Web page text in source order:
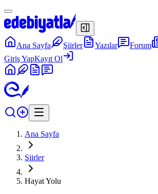
Ana Sayfa Şiirler Yazılar Forum
Giriş YapKayıt Ol
Ana Sayfa
Şiirler
Hayat Yolu